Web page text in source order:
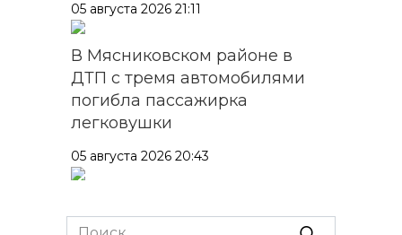
05 августа 2026 21:11
В Мясниковском районе в
ДТП с тремя автомобилями
погибла пассажирка
легковушки
05 августа 2026 20:43
Ростовской области перешли
Search